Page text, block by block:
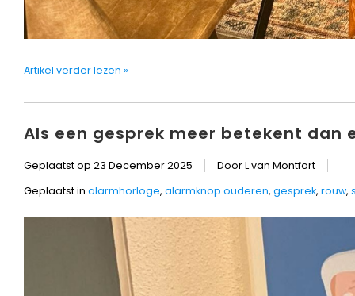
Artikel verder lezen »
Als een gesprek meer betekent dan
Geplaatst op 23 December 2025
Door L van Montfort
Geplaatst in alarmhorloge, alarmknop ouderen, gesprek, rouw,